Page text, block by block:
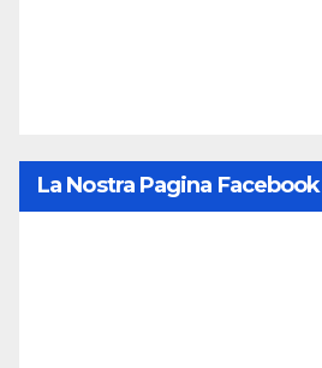
La Nostra Pagina Facebook